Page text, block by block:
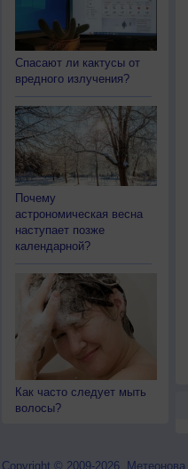
Спасают ли кактусы от
вредного излучения?
Почему
астрономическая весна
наступает позже
календарной?
Как часто следует мыть
волосы?
Copyright © 2009-2026, Метеонова